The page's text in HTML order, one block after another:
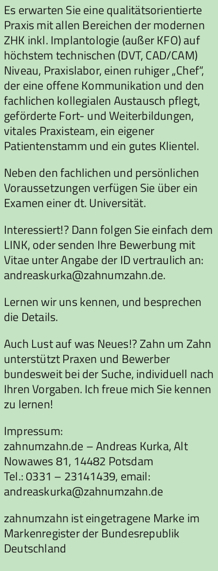
Es erwarten Sie eine qualitätsorientierte
Praxis mit allen Bereichen der modernen
ZHK inkl. Implantologie (außer KFO) auf
höchstem technischen (DVT, CAD/CAM)
Niveau, Praxislabor, einen ruhiger „Chef“,
der eine offene Kommunikation und den
fachlichen kollegialen Austausch pflegt,
geförderte Fort- und Weiterbildungen,
vitales Praxisteam, ein eigener
Patientenstamm und ein gutes Klientel.
Neben den fachlichen und persönlichen
Voraussetzungen verfügen Sie über ein
Examen einer dt. Universität.
Interessiert!? Dann folgen Sie einfach dem
LINK, oder senden Ihre Bewerbung mit
Vitae unter Angabe der ID vertraulich an:
andreaskurka@zahnumzahn.de.
Lernen wir uns kennen, und besprechen
die Details.
Auch Lust auf was Neues!? Zahn um Zahn
unterstützt Praxen und Bewerber
bundesweit bei der Suche, individuell nach
Ihren Vorgaben. Ich freue mich Sie kennen
zu lernen!
Impressum:
zahnumzahn.de – Andreas Kurka, Alt
Nowawes 81, 14482 Potsdam
Tel.: 0331 – 23141439, email:
andreaskurka@zahnumzahn.de
zahnumzahn ist eingetragene Marke im
Markenregister der Bundesrepublik
Deutschland